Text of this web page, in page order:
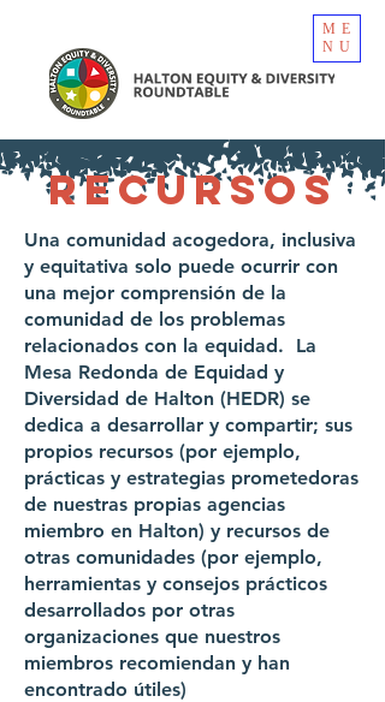
ME
NU
recursos
Una comunidad acogedora, inclusiva
y equitativa solo puede ocurrir con
una mejor comprensión de la
comunidad de los problemas
relacionados con la equidad. La
Mesa Redonda de Equidad y
Diversidad de Halton (HEDR) se
dedica a desarrollar y compartir; sus
propios recursos (por ejemplo,
prácticas y estrategias prometedoras
de nuestras propias agencias
miembro en Halton) y recursos de
otras comunidades (por ejemplo,
herramientas y consejos prácticos
desarrollados por otras
organizaciones que nuestros
miembros recomiendan y han
encontrado útiles)